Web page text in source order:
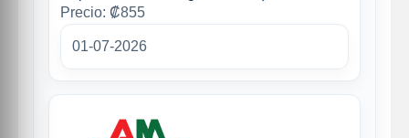
Precio: ₡855
01-07-2026